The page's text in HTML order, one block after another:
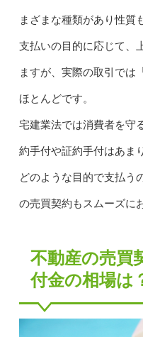
まざまな種類があり性質
支払いの目的に応じて、
ますが、実際の取引では
ほとんどです。
宅建業法では消費者を守
約手付や証約手付はあま
どのような目的で支払う
の売買契約もスムーズに
不動産の売買
付金の相場は